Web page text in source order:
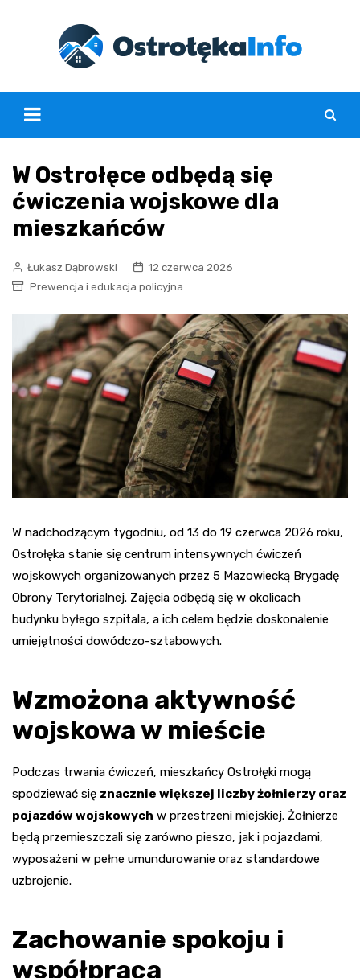
W Ostrołęce odbędą się
ćwiczenia wojskowe dla
mieszkańców
Łukasz Dąbrowski
12 czerwca 2026
Prewencja i edukacja policyjna
W nadchodzącym tygodniu, od 13 do 19 czerwca 2026 roku,
Ostrołęka stanie się centrum intensywnych ćwiczeń
wojskowych organizowanych przez 5 Mazowiecką Brygadę
Obrony Terytorialnej. Zajęcia odbędą się w okolicach
budynku byłego szpitala, a ich celem będzie doskonalenie
umiejętności dowódczo-sztabowych.
Wzmożona aktywność
wojskowa w mieście
Podczas trwania ćwiczeń, mieszkańcy Ostrołęki mogą
spodziewać się znacznie większej liczby żołnierzy oraz
pojazdów wojskowych w przestrzeni miejskiej. Żołnierze
będą przemieszczali się zarówno pieszo, jak i pojazdami,
wyposażeni w pełne umundurowanie oraz standardowe
uzbrojenie.
Zachowanie spokoju i
współpraca